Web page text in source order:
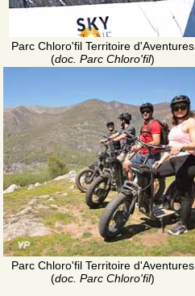
Parc Chloro'fil Territoire d'Aventures
(doc. Parc Chloro'fil)
Parc Chloro'fil Territoire d'Aventures
(doc. Parc Chloro'fil)